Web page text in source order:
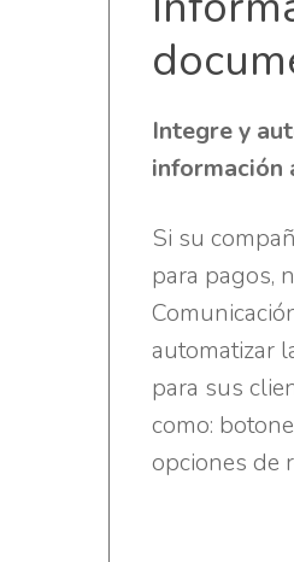
Integre y
información
Si su
para pagos,
automatizar
para sus
como:
opciones de